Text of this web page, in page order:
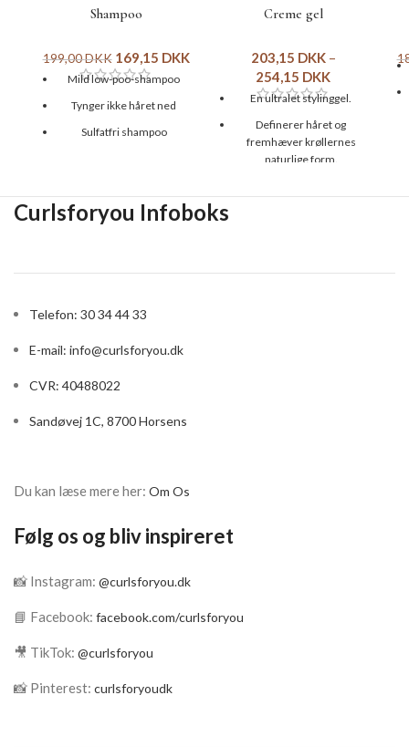
Shampoo
199,00DKK 169,15 DKK
Mild low-poo-shampoo
Tynger ikke håret ned
Sulfatfri shampoo
Egnet til alle hårtyper.
Størrelse: 237 ml
Creme gel
203,15 DKK –
254,15 DKK
En ultralet stylinggel.
Definerer håret og
fremhæver krøllernes
naturlige form.
Fås i to forskellige
Curlsforyou Infoboks
Telefon: 30 34 44 33
E-mail: info@curlsforyou.dk
CVR: 40488022
Sandøvej 1C, 8700 Horsens
Du kan læse mere her: Om Os
Følg os og bliv inspireret
📸 Instagram: @curlsforyou.dk
📘 Facebook: facebook.com/curlsforyou
🎥 TikTok: @curlsforyou
📸 Pinterest: curlsforyoudk